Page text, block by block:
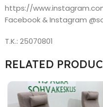
https://
Facebook & Instagram
T.K.: 25070801
RELATED